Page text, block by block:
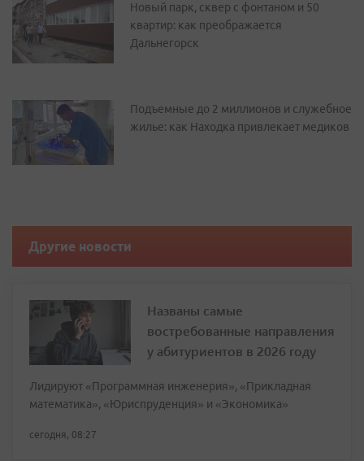
Новый парк, сквер с фонтаном и 50
квартир: как преображается
Дальнегорск
Подъемные до 2 миллионов и служебное
жилье: как Находка привлекает медиков
Другие новости
Названы самые
востребованные направления
у абитуриентов в 2026 году
Лидируют «Программная инженерия», «Прикладная
математика», «Юриспруденция» и «Экономика»
сегодня, 08:27